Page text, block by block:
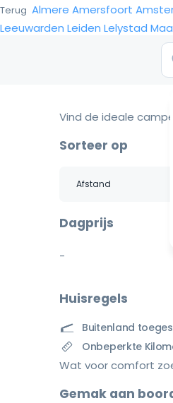
Terug Almere Amersfoort
Leeuwarden Leiden Lelystad
Vind de ideale
Sorteer op
Dagprijs
-
Huisregels
Buitenland
Onbeperkte
Wat voor comfort
Gemak aan